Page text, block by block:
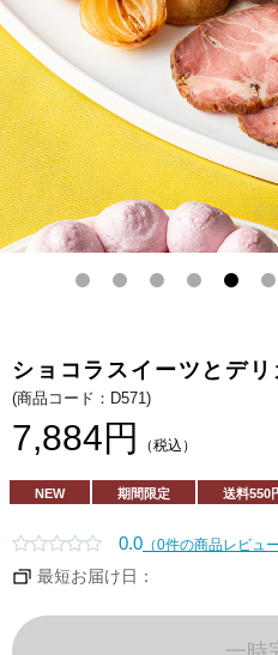
した
コク
のあ
るカ
スタ
ード
プリ
ン。
コー
ヒー
のほ
ろ苦
さ、
チョ
コと
プリ
な生
クリ
ーム
が包
み込
み、
なめ
な口
どけ
もに
カフ
ェモ
カの
がふ
わり
ショコラスイーツとデリ
(商品コード：D571)
7,884円 （税込）
NEW 期間限定 送料550
0.0 （0件の商品レビュー
最短お届け日：